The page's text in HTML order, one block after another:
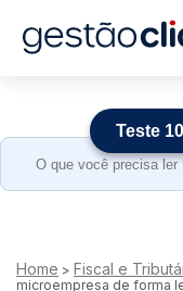
Search
Home > Fiscal e
microempresa de forma
Teste